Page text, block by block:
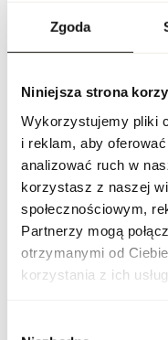
Zgoda
Niniejsza strona
Wykorzystujemy pliki
i reklam, aby
analizować ruch w
korzystasz z naszej
społecznościowym,
Partnerzy mogą
otrzymanymi od
korzystania z ich usług.
kompozycji głębi i
lubi wyróżniać się i robić
zmysłowe nuty. To
nowoczesność. Dzięki
na skórze wiele godzin,
Viktor & Rolf Spicebomb
chcą poczuć się
charyzmą.